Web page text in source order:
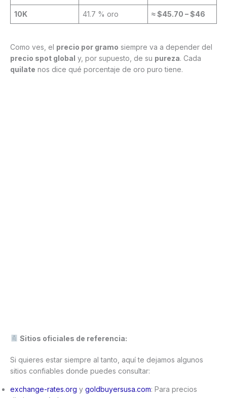
10K 41.7 % oro ≈ $45.70 – $46
Como ves, el precio por gramo siempre va a depender del
precio spot global y, por supuesto, de su pureza. Cada
quilate nos dice qué porcentaje de oro puro tiene.
Sitios oficiales de referencia:
Si quieres estar siempre al tanto, aquí te dejamos algunos
sitios confiables donde puedes consultar:
exchange-rates.org y goldbuyersusa.com: Para precios